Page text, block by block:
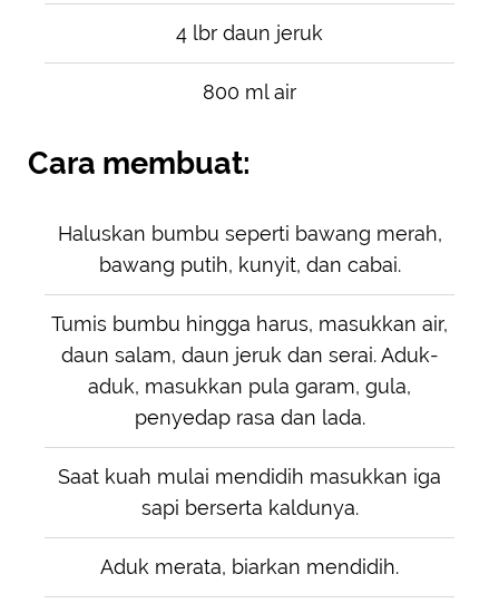
4 lbr daun jeruk
800 ml air
Cara membuat:
Haluskan bumbu seperti bawang merah,
bawang putih, kunyit, dan cabai.
Tumis bumbu hingga harus, masukkan air,
daun salam, daun jeruk dan serai. Aduk-
aduk, masukkan pula garam, gula,
penyedap rasa dan lada.
Saat kuah mulai mendidih masukkan iga
sapi berserta kaldunya.
Aduk merata, biarkan mendidih.